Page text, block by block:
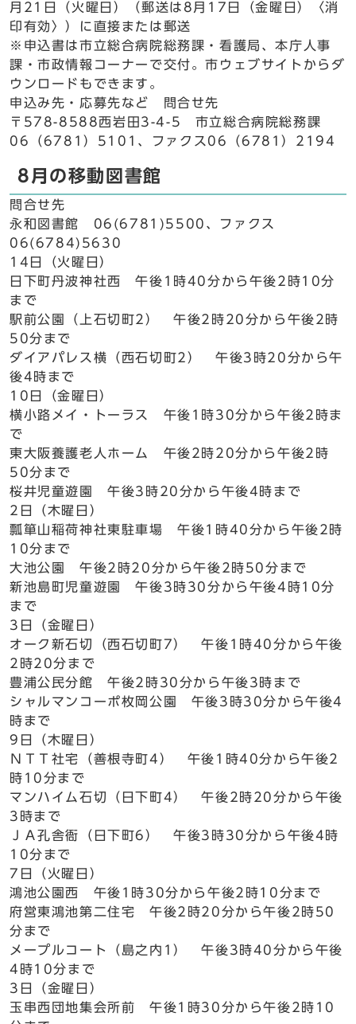
月21日（火曜日）（郵送は8月17日（金曜日）〈消
印有効〉）に直接または郵送
※申込書は市立総合病院総務課・看護局、本庁人事
課・市政情報コーナーで交付。市ウェブサイトからダ
ウンロードもできます。
申込み先・応募先など 問合せ先
〒578-8588西岩田3-4-5 市立総合病院総務課
06（6781）5101、ファクス06（6781）2194
8月の移動図書館
問合せ先
永和図書館 06(6781)5500、ファクス
06(6784)5630
14日（火曜日）
日下町丹波神社西 午後1時40分から午後2時10分
まで
駅前公園（上石切町2） 午後2時20分から午後2時
50分まで
ダイアパレス横（西石切町2） 午後3時20分から午
後4時まで
10日（金曜日）
横小路メイ・トーラス 午後1時30分から午後2時ま
で
東大阪養護老人ホーム 午後2時20分から午後2時
50分まで
桜井児童遊園 午後3時20分から午後4時まで
2日（木曜日）
瓢箪山稲荷神社東駐車場 午後1時40分から午後2時
10分まで
大池公園 午後2時20分から午後2時50分まで
新池島町児童遊園 午後3時30分から午後4時10分
まで
3日（金曜日）
オーク新石切（西石切町7） 午後1時40分から午後
2時20分まで
豊浦公民分館 午後2時30分から午後3時まで
シャルマンコーポ枚岡公園 午後3時30分から午後4
時まで
9日（木曜日）
ＮＴＴ社宅（善根寺町4） 午後1時40分から午後2
時10分まで
マンハイム石切（日下町4） 午後2時20分から午後
3時まで
ＪＡ孔舎衙（日下町6） 午後3時30分から午後4時
10分まで
7日（火曜日）
鴻池公園西 午後1時30分から午後2時10分まで
府営東鴻池第二住宅 午後2時20分から午後2時50
分まで
メープルコート（島之内1） 午後3時40分から午後
4時10分まで
3日（金曜日）
玉串西団地集会所前 午後1時30分から午後2時10